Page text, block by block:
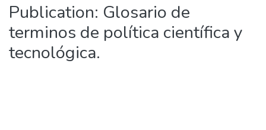
Publication: Glosario de
terminos de política científica y
tecnológica.